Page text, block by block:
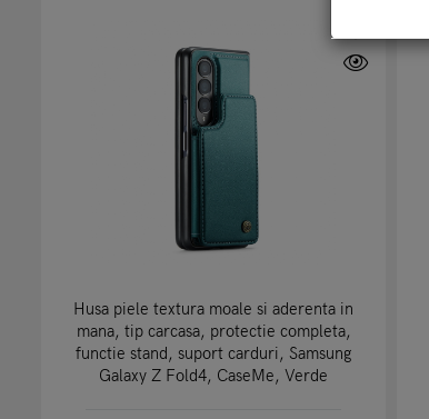
Husa piele textura moale si aderenta in
mana, tip carcasa, protectie completa,
functie stand, suport carduri, Samsung
Galaxy Z Fold4, CaseMe, Verde